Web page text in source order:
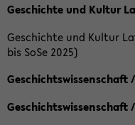
Geschichte und Kultur
Geschichte und Kultur
bis SoSe 2025)
Geschichtswissenschaft
Geschichtswissenschaft